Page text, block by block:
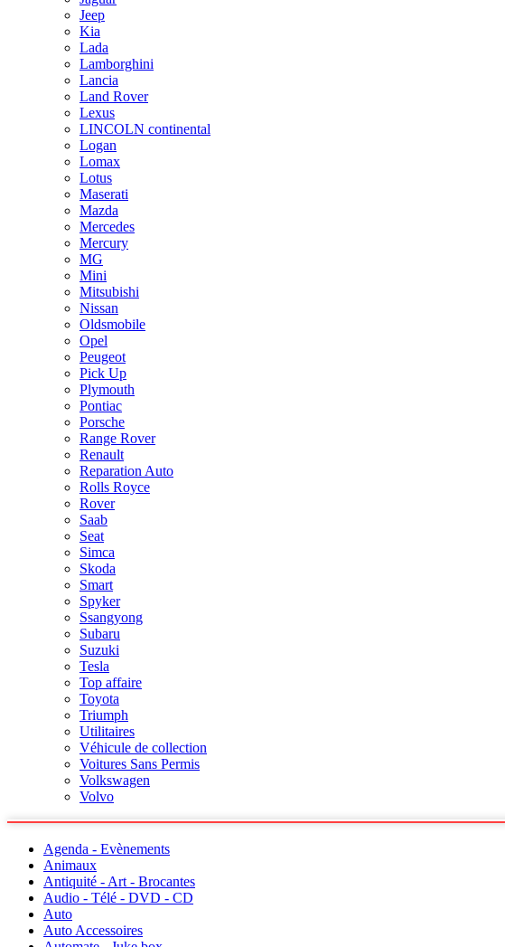
Jeep
Kia
Lada
Lamborghini
Lancia
Land Rover
Lexus
LINCOLN continental
Logan
Lomax
Lotus
Maserati
Mazda
Mercedes
Mercury
MG
Mini
Mitsubishi
Nissan
Oldsmobile
Opel
Peugeot
Pick Up
Plymouth
Pontiac
Porsche
Range Rover
Renault
Reparation Auto
Rolls Royce
Rover
Saab
Seat
Simca
Skoda
Smart
Spyker
Ssangyong
Subaru
Suzuki
Tesla
Top affaire
Toyota
Triumph
Utilitaires
Véhicule de collection
Voitures Sans Permis
Volkswagen
Volvo
Agenda - Evènements
Animaux
Antiquité - Art - Brocantes
Audio - Télé - DVD - CD
Auto
Auto Accessoires